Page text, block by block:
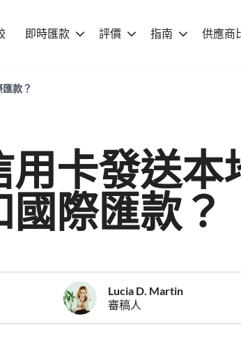
即時匯款 評價 指南 供應商
款？
用卡發送本
國際匯款？
Lucia D. Martin
審稿人